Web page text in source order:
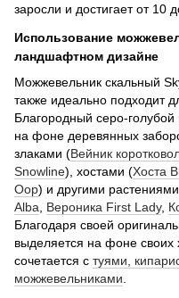
заросли и достигает от 10
Использование
ландшафтном дизайне
Можжевельник скальный
также идеально подходит
Благородный серо-голубой
на фоне деревянных
злаками (Вейник
Snowline), хостами (Хоста
Oop) и другими
Alba
Вероника First Lady,
Благодаря своей
выделяется на фоне своих
сочетается с туями,
можжевельниками